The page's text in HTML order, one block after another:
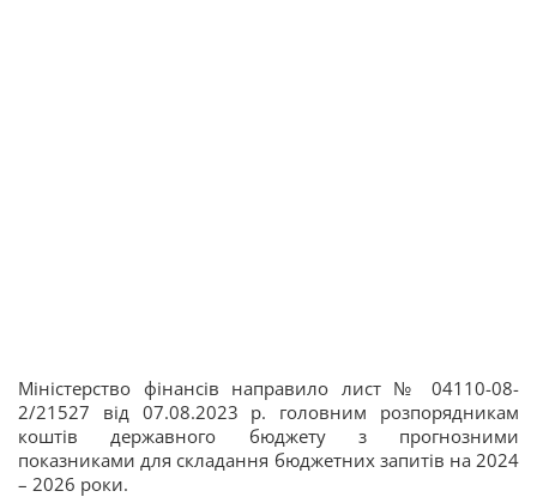
Міністерство фінансів направило лист № 04110-08-
2/21527 від 07.08.2023 р. головним розпорядникам
коштів державного бюджету з прогнозними
показниками для складання бюджетних запитів на 2024
– 2026 роки.